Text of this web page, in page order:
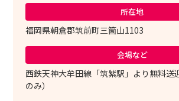
所在地
福岡県朝倉郡筑前町三箇山1103
会場など
西鉄天神大牟田線「筑紫駅」より無料送
のみ）